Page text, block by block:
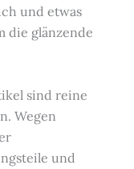
und etwas
die glänzende
sind reine
Wegen
und